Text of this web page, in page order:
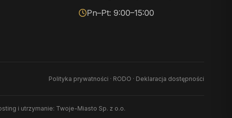
Pn–Pt: 9:00–15:00
Polityka prywatności · RODO · Deklaracja dostępności
i utrzymanie: Twoje-Miasto Sp. z o.o.